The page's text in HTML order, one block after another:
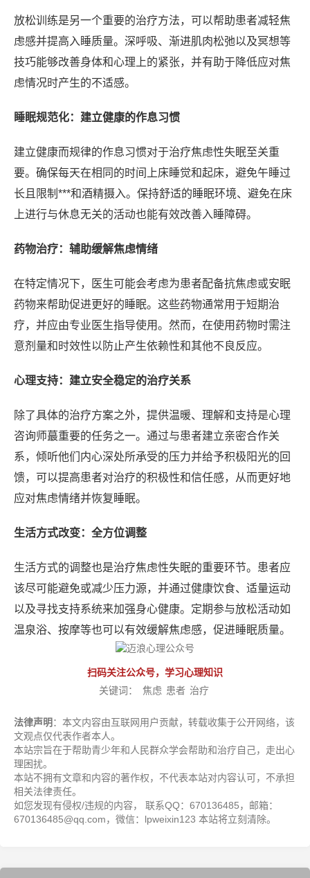
放松训练是另一个重要的治疗方法，可以帮助患者减轻焦
虑感并提高入睡质量。深呼吸、渐进肌肉松弛以及冥想等
技巧能够改善身体和心理上的紧张，并有助于降低应对焦
虑情况时产生的不适感。
睡眠规范化：建立健康的作息习惯
建立健康而规律的作息习惯对于治疗焦虑性失眠至关重
要。确保每天在相同的时间上床睡觉和起床，避免午睡过
长且限制***和酒精摄入。保持舒适的睡眠环境、避免在床
上进行与休息无关的活动也能有效改善入睡障碍。
药物治疗：辅助缓解焦虑情绪
在特定情况下，医生可能会考虑为患者配备抗焦虑或安眠
药物来帮助促进更好的睡眠。这些药物通常用于短期治
疗，并应由专业医生指导使用。然而，在使用药物时需注
意剂量和时效性以防止产生依赖性和其他不良反应。
心理支持：建立安全稳定的治疗关系
除了具体的治疗方案之外，提供温暖、理解和支持是心理
咨询师蕞重要的任务之一。通过与患者建立亲密合作关
系，倾听他们内心深处所承受的压力并给予积极阳光的回
馈，可以提高患者对治疗的积极性和信任感，从而更好地
应对焦虑情绪并恢复睡眠。
生活方式改变：全方位调整
生活方式的调整也是治疗焦虑性失眠的重要环节。患者应
该尽可能避免或减少压力源，并通过健康饮食、适量运动
以及寻找支持系统来加强身心健康。定期参与放松活动如
温泉浴、按摩等也可以有效缓解焦虑感，促进睡眠质量。
扫码关注公众号，学习心理知识
关键词：
焦虑 患者 治疗
法律声明 ：本文内容由互联网用户贡献，转载收集于公开网络，该
文观点仅代表作者本人。
本站宗旨在于帮助青少年和人民群众学会帮助和治疗自己，走出心
理困扰。
本站不拥有文章和内容的著作权，不代表本站对内容认可，不承担
相关法律责任。
如您发现有侵权/违规的内容， 联系QQ：670136485，邮箱：
670136485@qq.com，微信：lpweixin123 本站将立刻清除。